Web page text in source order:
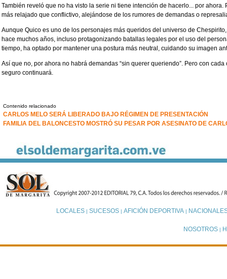
También reveló que no ha visto la serie ni tiene intención de hacerlo... por
más relajado que conflictivo, alejándose de los rumores de demandas o
Aunque Quico es uno de los personajes más queridos del universo de
hace muchos años, incluso protagonizando batallas legales por el uso del
tiempo, ha optado por mantener una postura más neutral, cuidando su imagen
Así que no, por ahora no habrá demandas “sin querer queriendo”. Pero con
seguro continuará.
Contenido relacionado
CARLOS MELO SERÁ LIBERADO BAJO RÉGIMEN DE PRESENTACIÓN
FAMILIA DEL BALONCESTO MOSTRÓ SU PESAR POR ASESINATO DE
LOCALES| SUCESOS| AFICIÓN DEPORTIVA|
NOSOTROS |